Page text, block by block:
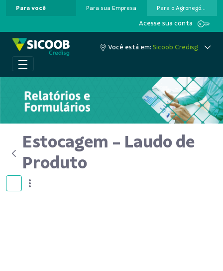
Pular para o Conteúdo principal
Para você Para sua Empresa Para o Agronegócio
Acesse sua conta
Você está em: Sicoob Credisg
Estocagem - Laudo de
Produto